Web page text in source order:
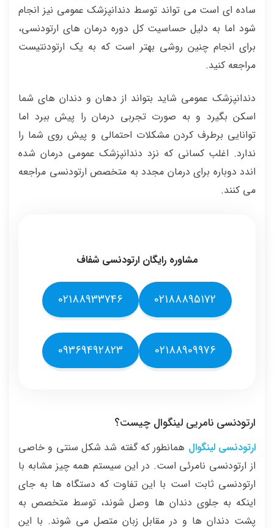
ساده ای است می تواند توسط دندانپزشک عمومی نیز انجام
شود اما به دلیل حساسیت کل دوره درمان های ارتودنسی،
برای انجام چنین روشی بهتر است که به یک ارتودنتیست
مراجعه کنید.
دندانپزشک عمومی شاید بتواند از دهان و دندان های شما
اسکن بگیرد و به صورت تجربی درمان را پیش ببرد اما
توانایی برطرف کردن مشکلات احتمالی و پیش روی شما را
ندارد. اغلب کسانی که نزد دندانپزشک عمومی درمان شده
اندد دوباره برای درمان مجدد به متخصص ارتودنسی مراجعه
می کنند.
مشاوره رایگان ارتودنسی شفاف
02188895172
02188933746
02188909976
09369492823
ارتودنسی نامریی لینگوال چیست؟
ارتودنسی لینگوال همانطور که گفته شد شکل سنتی و خاصی
از ارتودنسی نامرئی است. در این سیستم همه چیز مشابه با
ارتودنسی ثابت است با این تفاوت که دستگاه ها به جای
اینکه به جلوی دندان ها وصل شوند، توسط متخصص به
پشت دندان ها و در مقابل زبان متصل می شوند. با این